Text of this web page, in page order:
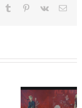
Tumblr Pinterest
Vk Email
NIMRODS,
inspirisan
ranim danima